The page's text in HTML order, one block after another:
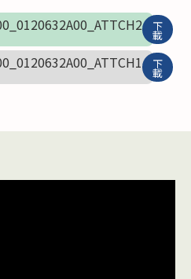
下
載
下
載